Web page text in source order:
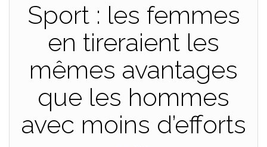
Sport : les femmes
en tireraient les
mêmes avantages
que les hommes
avec moins d’efforts